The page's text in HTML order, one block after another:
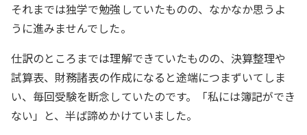
それまでは独学で勉強していたものの、なかなか思うよ
うに進みませんでした。
仕訳のところまでは理解できていたものの、決算整理や
試算表、財務諸表の作成になると途端につまずいてしま
い、毎回受験を断念していたのです。「私には簿記ができ
ない」と、半ば諦めかけていました。